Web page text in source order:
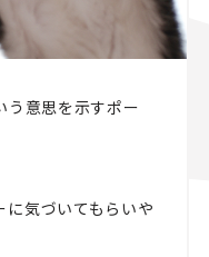
う意思を示すポー
に気づいてもらいや